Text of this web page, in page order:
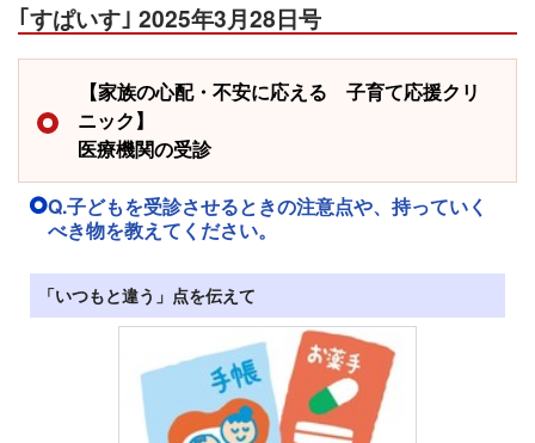
｢すぱいす｣ 2025年3月28日号
【家族の心配・不安に応える 子育て応援クリ
ニック】
医療機関の受診
Q.子どもを受診させるときの注意点や、持っていく
べき物を教えてください。
「いつもと違う」点を伝えて